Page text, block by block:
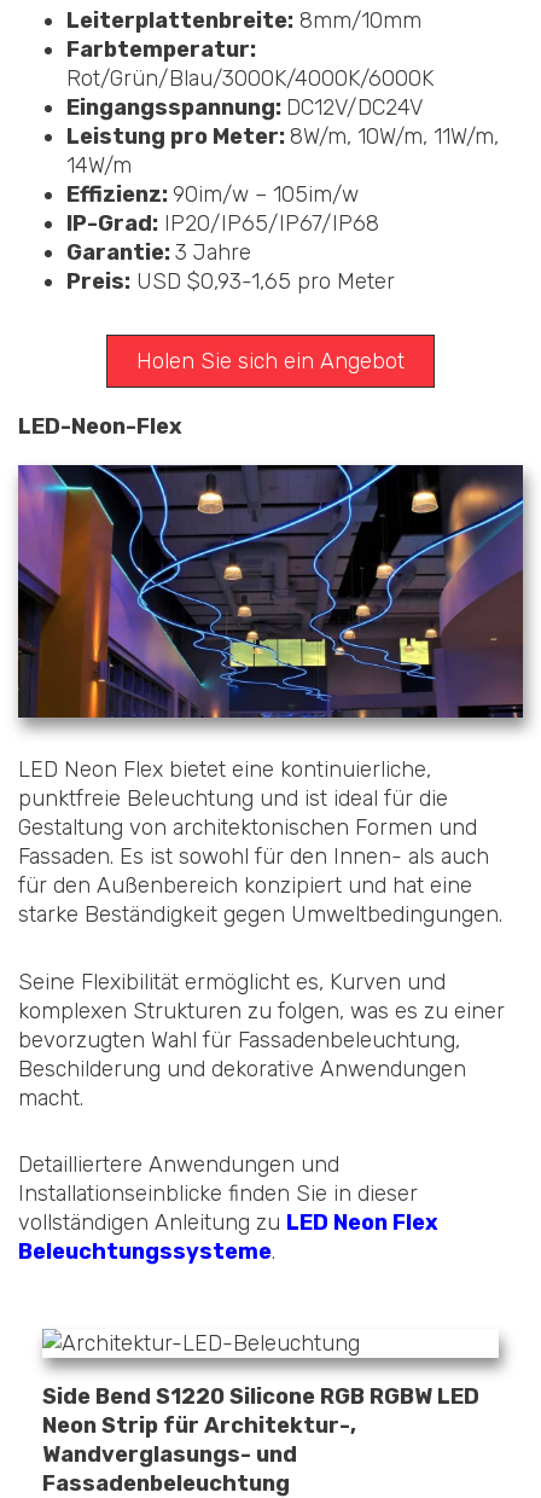
Leiterplattenbreite: 8mm/10mm
Farbtemperatur:
Rot/Grün/Blau/3000K/4000K/6000K
Eingangsspannung: DC12V/DC24V
Leistung pro Meter: 8W/m, 10W/m, 11W/m,
14W/m
Effizienz: 90im/w – 105im/w
IP-Grad: IP20/IP65/IP67/IP68
Garantie:3 Jahre
Preis: USD $0,93-1,65 pro Meter
Holen Sie sich ein Angebot
LED-Neon-Flex
LED Neon Flex bietet eine kontinuierliche,
punktfreie Beleuchtung und ist ideal für die
Gestaltung von architektonischen Formen und
Fassaden. Es ist sowohl für den Innen- als auch
für den Außenbereich konzipiert und hat eine
starke Beständigkeit gegen Umweltbedingungen.
Seine Flexibilität ermöglicht es, Kurven und
komplexen Strukturen zu folgen, was es zu einer
bevorzugten Wahl für Fassadenbeleuchtung,
Beschilderung und dekorative Anwendungen
macht.
Detailliertere Anwendungen und
Installationseinblicke finden Sie in dieser
vollständigen Anleitung zu LED Neon Flex
Beleuchtungssysteme.
Side Bend S1220 Silicone RGB RGBW LED
Neon Strip für Architektur-,
Wandverglasungs- und
Fassadenbeleuchtung